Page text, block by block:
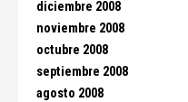
diciembre 2008
noviembre 2008
octubre 2008
septiembre 2008
agosto 2008